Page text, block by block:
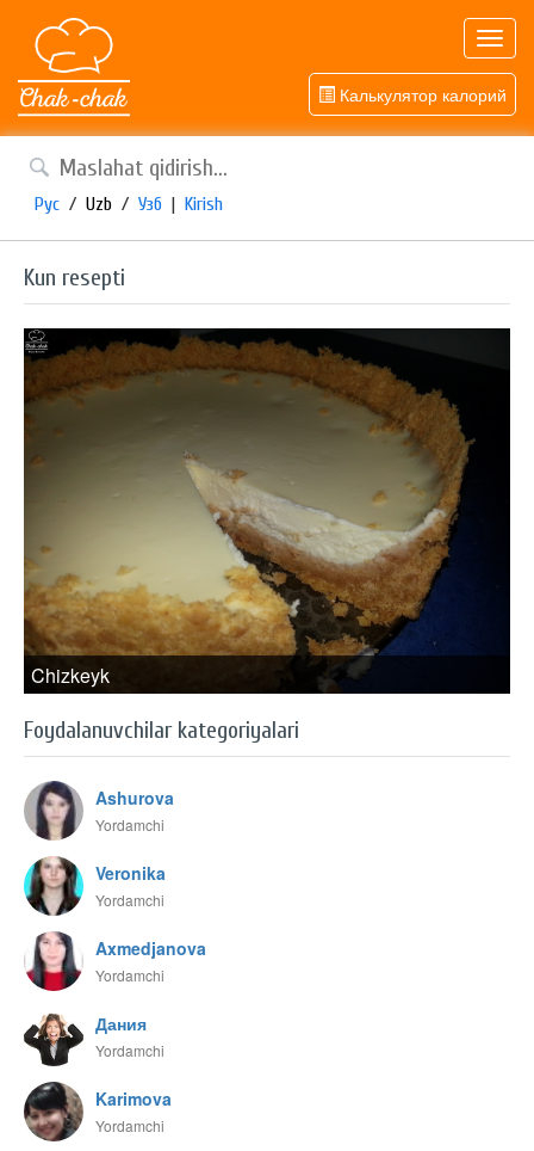
Калькулятор калорий
Рус / Uzb / Узб | Kirish
Kun resepti
Chizkeyk
Foydalanuvchilar kategoriyalari
Ashurova
Yordamchi
Veronika
Yordamchi
Axmedjanova
Yordamchi
Дания
Yordamchi
Karimova
Yordamchi